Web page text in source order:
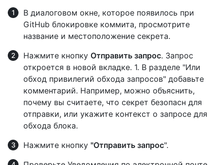
В диалоговом окне, которое появилось при
GitHub блокировке коммита, просмотрите
название и местоположение секрета.
Нажмите кнопку Отправить запрос. Запрос
откроется в новой вкладке. 1. В разделе "Или
обход привилегий обхода запросов" добавьте
комментарий. Например, можно объяснить,
почему вы считаете, что секрет безопасн для
отправки, или укажите контекст о запросе для
обхода блока.
Нажмите кнопку "Отправить запрос".